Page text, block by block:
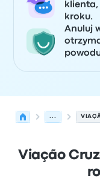
kroku.
Anuluj
...
Viação